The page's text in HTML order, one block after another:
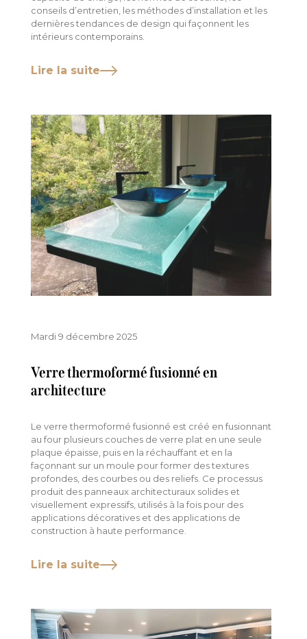
conseils d’entretien, les méthodes d’installation et les
dernières tendances de design qui façonnent les
intérieurs contemporains.
Lire la suite
Mardi 9 décembre 2025
Verre thermoformé fusionné en
architecture
Le verre thermoformé fusionné est créé en fusionnant
au four plusieurs couches de verre plat en une seule
plaque épaisse, puis en la réchauffant et en la
façonnant sur un moule pour former des textures
profondes, des courbes ou des reliefs. Ce processus
produit des panneaux architecturaux solides et
visuellement expressifs, utilisés à la fois pour des
applications décoratives et des applications de
construction à haute performance.
Lire la suite